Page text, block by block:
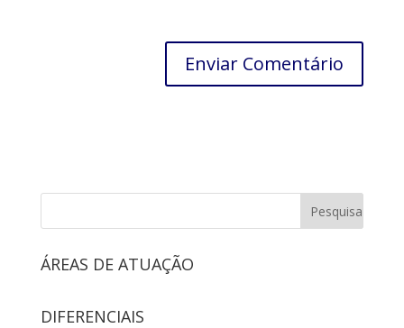
ÁREAS DE ATUAÇÃO
DIFERENCIAIS